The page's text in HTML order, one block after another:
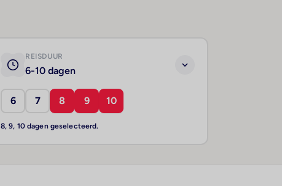
REISDUUR
6-10 dagen
6 7 8 9 10
8, 9, 10 dagen geselecteerd.